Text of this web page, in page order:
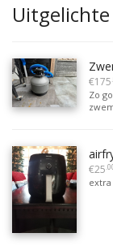
€175
Zo
€25